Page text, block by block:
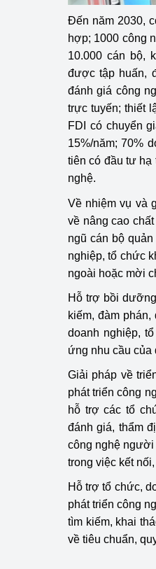
Đến năm 2030,
hợp; 1000 công
10.000 cán bộ,
được tập huấn,
đánh giá công
trực tuyến; thiết
FDI có chuyển
15%/năm; 70%
tiên có đầu tư hạ
nghệ.
Về nhiệm vụ và
về nâng cao
ngũ cán bộ
nghiệp, tổ chức
ngoài hoặc mời
Hỗ trợ bồi
kiếm, đàm
doanh nghiệp,
ứng nhu cầu của
Giải pháp về
phát triển công
hỗ trợ các tổ
đánh giá, thẩm
công nghệ
trong việc kết
Hỗ trợ tổ chức,
phát triển công
tìm kiếm, khai
về tiêu chuẩn,